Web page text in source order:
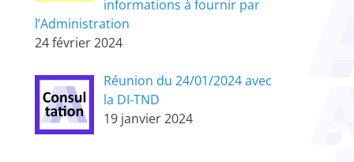
informations à fournir par
l’Administration
24 février 2024
Réunion du 24/01/2024 avec
la DI-TND
19 janvier 2024